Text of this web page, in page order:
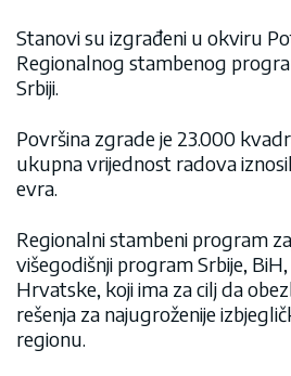
Stanovi su izgrađeni u okviru
Regionalnog stambenog
Srbiji.
Površina zgrade je 23.000
ukupna vrijednost radova
evra.
Regionalni stambeni program
višegodišnji program Srbije, BiH,
Hrvatske, koji ima za cilj da
rešenja za najugroženije
regionu.